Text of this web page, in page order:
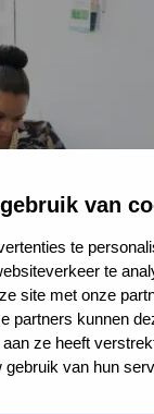
van
te
te
site met onze
partners kunnen
ze heeft
van hun